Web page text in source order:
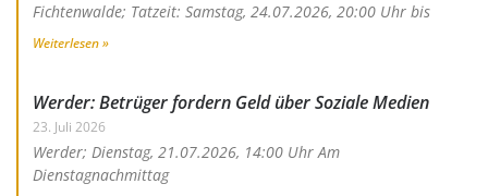
Fichtenwalde; Tatzeit: Samstag, 24.07.2026, 20:00 Uhr bis
Weiterlesen »
Werder: Betrüger fordern Geld über Soziale Medien
23. Juli 2026
Werder; Dienstag, 21.07.2026, 14:00 Uhr Am
Dienstagnachmittag